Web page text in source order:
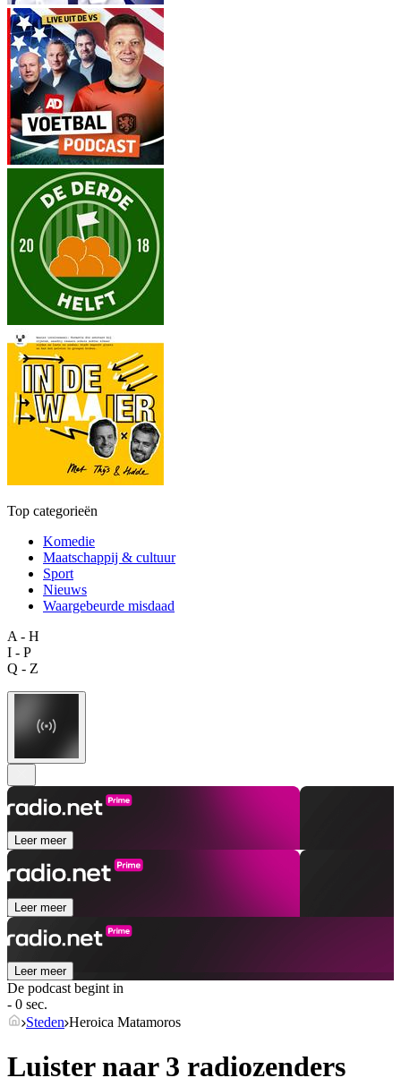
Top categorieën
Komedie
Maatschappij & cultuur
Sport
Nieuws
Waargebeurde misdaad
A - H
I - P
Q - Z
Leer meer
Leer meer
Leer meer
De podcast begint in
- 0 sec.
Steden Heroica Matamoros
Luister naar 3 radiozenders